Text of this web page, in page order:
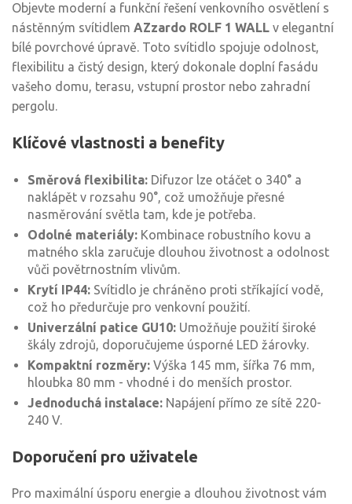
Objevte moderní a funkční řešení venkovního osvětlení s
nástěnným svítidlem AZzardo ROLF 1 WALL v elegantní
bílé povrchové úpravě. Toto svítidlo spojuje odolnost,
flexibilitu a čistý design, který dokonale doplní fasádu
vašeho domu, terasu, vstupní prostor nebo zahradní
pergolu.
Klíčové vlastnosti a benefity
Směrová flexibilita: Difuzor lze otáčet o 340° a
naklápět v rozsahu 90°, což umožňuje přesné
nasměrování světla tam, kde je potřeba.
Odolné materiály: Kombinace robustního kovu a
matného skla zaručuje dlouhou životnost a odolnost
vůči povětrnostním vlivům.
Krytí IP44: Svítidlo je chráněno proti stříkající vodě,
což ho předurčuje pro venkovní použití.
Univerzální patice GU10: Umožňuje použití široké
škály zdrojů, doporučujeme úsporné LED žárovky.
Kompaktní rozměry: Výška 145 mm, šířka 76 mm,
hloubka 80 mm - vhodné i do menších prostor.
Jednoduchá instalace: Napájení přímo ze sítě 220-
240 V.
Doporučení pro uživatele
Pro maximální úsporu energie a dlouhou životnost vám